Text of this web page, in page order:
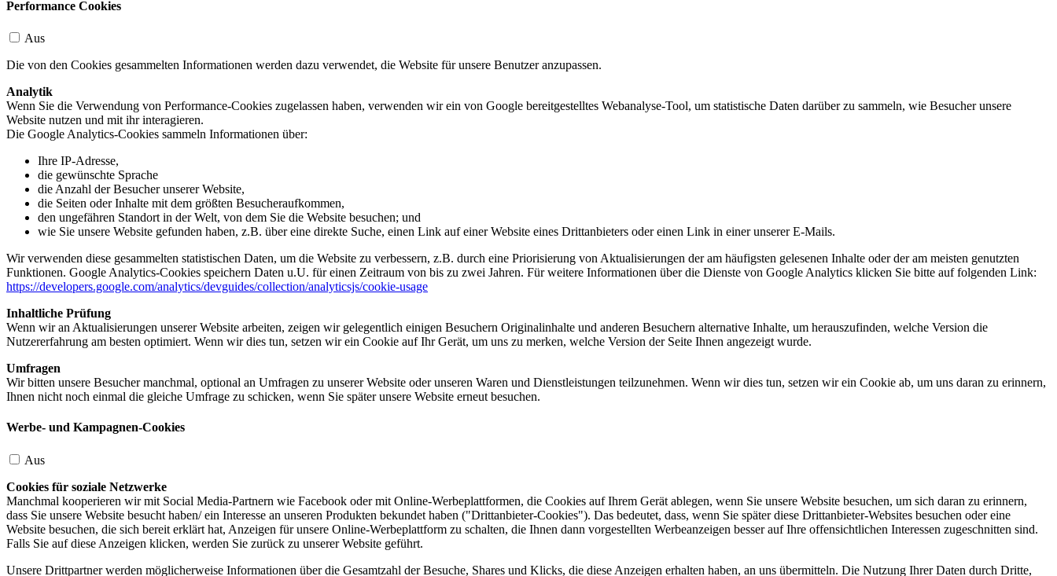
Performance Cookies
Aus
Die von den Cookies gesammelten Informationen werden dazu verwendet, die Website für unsere Benutzer anzupassen.
Analytik
Wenn Sie die Verwendung von Performance-Cookies zugelassen haben, verwenden wir ein von Google bereitgestelltes Webanalyse-Tool, um statistische Daten darüber zu sammeln, wie Besucher unsere
Website nutzen und mit ihr interagieren.
Die Google Analytics-Cookies sammeln Informationen über:
Ihre IP-Adresse,
die gewünschte Sprache
die Anzahl der Besucher unserer Website,
die Seiten oder Inhalte mit dem größten Besucheraufkommen,
den ungefähren Standort in der Welt, von dem Sie die Website besuchen; und
wie Sie unsere Website gefunden haben, z.B. über eine direkte Suche, einen Link auf einer Website eines Drittanbieters oder einen Link in einer unserer E-Mails.
Wir verwenden diese gesammelten statistischen Daten, um die Website zu verbessern, z.B. durch eine Priorisierung von Aktualisierungen der am häufigsten gelesenen Inhalte oder der am meisten genutzten
Funktionen. Google Analytics-Cookies speichern Daten u.U. für einen Zeitraum von bis zu zwei Jahren. Für weitere Informationen über die Dienste von Google Analytics klicken Sie bitte auf folgenden Link:
https://developers.google.com/analytics/devguides/collection/analyticsjs/cookie-usage
Inhaltliche Prüfung
Wenn wir an Aktualisierungen unserer Website arbeiten, zeigen wir gelegentlich einigen Besuchern Originalinhalte und anderen Besuchern alternative Inhalte, um herauszufinden, welche Version die
Nutzererfahrung am besten optimiert. Wenn wir dies tun, setzen wir ein Cookie auf Ihr Gerät, um uns zu merken, welche Version der Seite Ihnen angezeigt wurde.
Umfragen
Wir bitten unsere Besucher manchmal, optional an Umfragen zu unserer Website oder unseren Waren und Dienstleistungen teilzunehmen. Wenn wir dies tun, setzen wir ein Cookie ab, um uns daran zu erinnern,
Ihnen nicht noch einmal die gleiche Umfrage zu schicken, wenn Sie später unsere Website erneut besuchen.
Werbe- und Kampagnen-Cookies
Aus
Cookies für soziale Netzwerke
Manchmal kooperieren wir mit Social Media-Partnern wie Facebook oder mit Online-Werbeplattformen, die Cookies auf Ihrem Gerät ablegen, wenn Sie unsere Website besuchen, um sich daran zu erinnern,
dass Sie unsere Website besucht haben/ ein Interesse an unseren Produkten bekundet haben ("Drittanbieter-Cookies"). Das bedeutet, dass, wenn Sie später diese Drittanbieter-Websites besuchen oder eine
Website besuchen, die sich bereit erklärt hat, Anzeigen für unsere Online-Werbeplattform zu schalten, die Ihnen dann vorgestellten Werbeanzeigen besser auf Ihre offensichtlichen Interessen zugeschnitten sind.
Falls Sie auf diese Anzeigen klicken, werden Sie zurück zu unserer Website geführt.
Unsere Drittpartner werden möglicherweise Informationen über die Gesamtzahl der Besuche, Shares und Klicks, die diese Anzeigen erhalten haben, an uns übermitteln. Die Nutzung Ihrer Daten durch Dritte,